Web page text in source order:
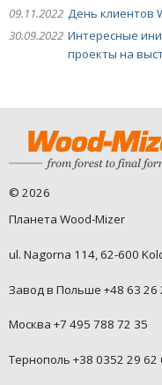
09.11.2022 День клиентов
30.09.2022 Интересные
проекты на
© 2026
Планета Wood-Mizer
ul. Nagorna 114, 62-600
Завод в Польше +48 63 26
Москва +7 495 788 72 35
Тернополь +38 0352 29 62